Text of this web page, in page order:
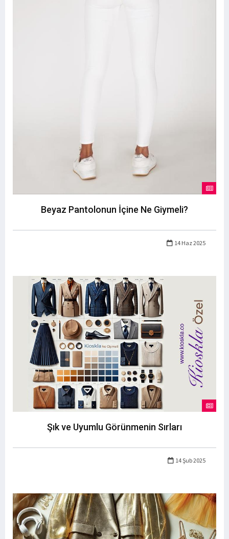
Beyaz Pantolonun İçine Ne Giymeli?
14 Haz 2025
Şık ve Uyumlu Görünmenin Sırları
14 Şub 2025